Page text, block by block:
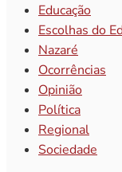
Educação
Escolhas do
Nazaré
Ocorrências
Opinião
Política
Regional
Sociedade